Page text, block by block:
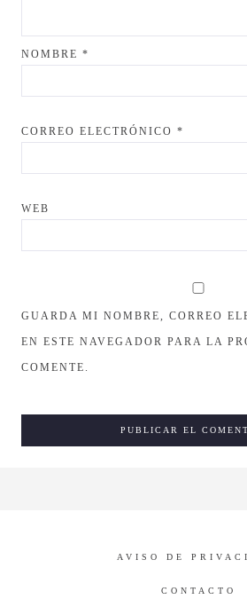
NOMBRE *
CORREO ELECTRÓNICO *
WEB
GUARDA MI NOMBRE, CORREO
EN ESTE NAVEGADOR PARA LA
COMENTE.
AVISO DE
CONTACTO